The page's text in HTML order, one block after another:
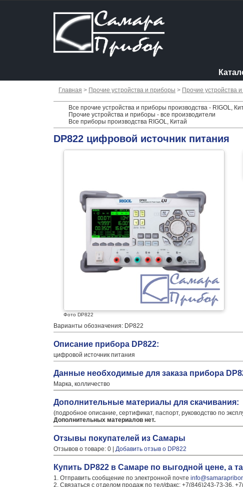
Главная > Прочие устройства и приборы > Прочие устройства
Все прочие устройства и приборы производства - RIGOL,
Прочие устройства и приборы - все производители
Все приборы производства RIGOL, Китай
DP822 цифровой источник питания
Фото DP822
Варианты обозначения: DP822
Описание прибора DP822:
цифровой источник питания
Данные необходимые для заказа прибора
Марка, колличество
Дополнительные материалы для скачивания:
(подробное описание, сертификат, паспорт, руководство по
Дополнительных материалов нет.
Отзывы покупателей из Самары
Отзывов о товаре: 0 | Добавить отзыв о DP822
Купить DP822 в Самаре по выгодной цене, а
1. Отправить сообщение по электронной почте
2. Связаться с отделом продаж по тел/факс: +7(846)243-73-36,